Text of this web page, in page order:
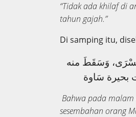
“Tidak ada khilaf di
tahun gajah.”
Di samping itu,
كِسْرَى، وَسَقَطَ منه
Bahwa pada
sesembahan orang